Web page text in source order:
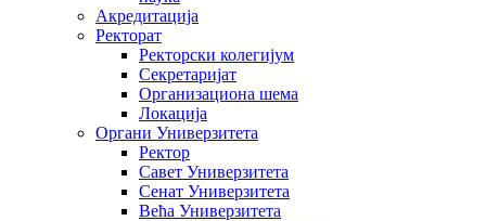
Акредитација
Ректорат
Ректорски колегијум
Секретаријат
Организациона шема
Локација
Органи Универзитета
Ректор
Савет Универзитета
Сенат Универзитета
Већа Универзитета